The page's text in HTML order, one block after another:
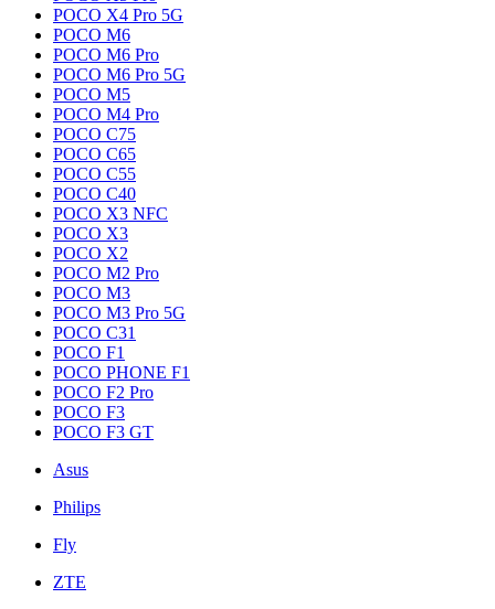
POCO X4 Pro 5G
POCO M6
POCO M6 Pro
POCO M6 Pro 5G
POCO M5
POCO M4 Pro
POCO C75
POCO C65
POCO C55
POCO C40
POCO X3 NFC
POCO X3
POCO X2
POCO M2 Pro
POCO M3
POCO M3 Pro 5G
POCO C31
POCO F1
POCO PHONE F1
POCO F2 Pro
POCO F3
POCO F3 GT
Asus
Philips
Fly
ZTE